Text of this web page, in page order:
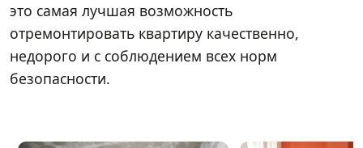
это самая лучшая возможность
отремонтировать квартиру качественно,
недорого и с соблюдением всех норм
безопасности.